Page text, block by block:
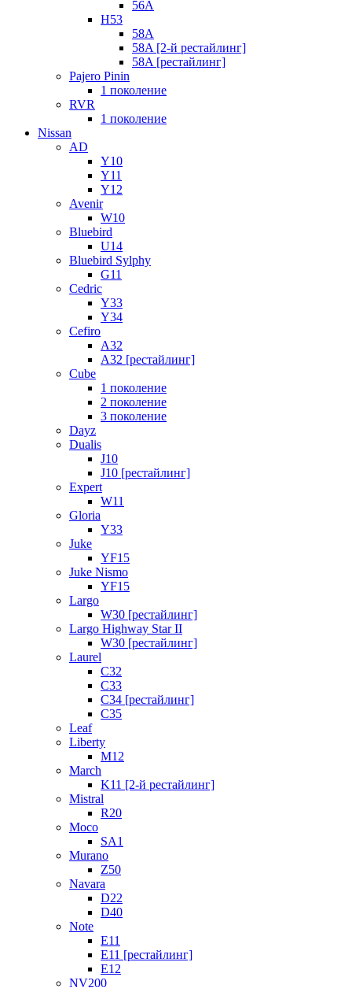
56A
H53
58A
58A [2-й рестайлинг]
58A [рестайлинг]
Pajero Pinin
1 поколение
RVR
1 поколение
Nissan
AD
Y10
Y11
Y12
Avenir
W10
Bluebird
U14
Bluebird Sylphy
G11
Cedric
Y33
Y34
Cefiro
A32
A32 [рестайлинг]
Cube
1 поколение
2 поколение
3 поколение
Dayz
Dualis
J10
J10 [рестайлинг]
Expert
W11
Gloria
Y33
Juke
YF15
Juke Nismo
YF15
Largo
W30 [рестайлинг]
Largo Highway Star II
W30 [рестайлинг]
Laurel
C32
C33
C34 [рестайлинг]
C35
Leaf
Liberty
M12
March
K11 [2-й рестайлинг]
Mistral
R20
Moco
SA1
Murano
Z50
Navara
D22
D40
Note
E11
E11 [рестайлинг]
E12
NV200